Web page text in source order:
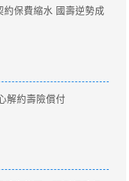
約保費縮水 國壽逆勢成
解約壽險償付